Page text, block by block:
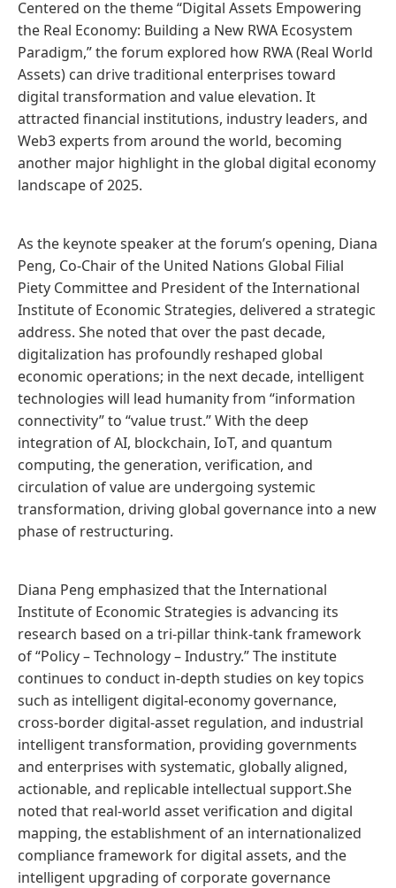
Centered on the theme “Digital Assets Empowering
the Real Economy: Building a New RWA Ecosystem
Paradigm,” the forum explored how RWA (Real World
Assets) can drive traditional enterprises toward
digital transformation and value elevation. It
attracted financial institutions, industry leaders, and
Web3 experts from around the world, becoming
another major highlight in the global digital economy
landscape of 2025.
As the keynote speaker at the forum’s opening, Diana
Peng, Co-Chair of the United Nations Global Filial
Piety Committee and President of the International
Institute of Economic Strategies, delivered a strategic
address. She noted that over the past decade,
digitalization has profoundly reshaped global
economic operations; in the next decade, intelligent
technologies will lead humanity from “information
connectivity” to “value trust.” With the deep
integration of AI, blockchain, IoT, and quantum
computing, the generation, verification, and
circulation of value are undergoing systemic
transformation, driving global governance into a new
phase of restructuring.
Diana Peng emphasized that the International
Institute of Economic Strategies is advancing its
research based on a tri-pillar think-tank framework
of “Policy – Technology – Industry.” The institute
continues to conduct in-depth studies on key topics
such as intelligent digital-economy governance,
cross-border digital-asset regulation, and industrial
intelligent transformation, providing governments
and enterprises with systematic, globally aligned,
actionable, and replicable intellectual support.She
noted that real-world asset verification and digital
mapping, the establishment of an internationalized
compliance framework for digital assets, and the
intelligent upgrading of corporate governance